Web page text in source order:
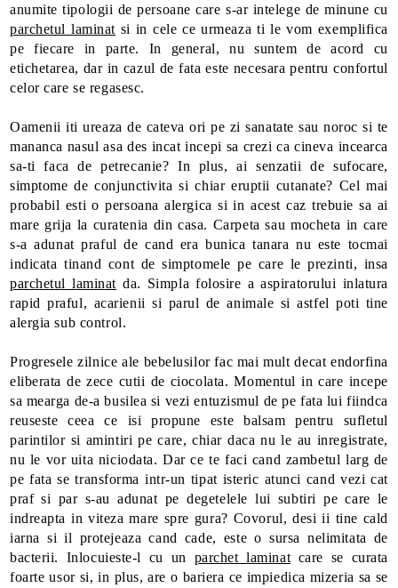
anumite tipologii de persoane care s-ar intelege de minune cu
parchetul laminat si in cele ce urmeaza ti le vom exemplifica
pe fiecare in parte. In general, nu suntem de acord cu
etichetarea, dar in cazul de fata este necesara pentru confortul
celor care se regasesc.
Oamenii iti ureaza de cateva ori pe zi sanatate sau noroc si te
mananca nasul asa des incat incepi sa crezi ca cineva incearca
sa-ti faca de petrecanie? In plus, ai senzatii de sufocare,
simptome de conjunctivita si chiar eruptii cutanate? Cel mai
probabil esti o persoana alergica si in acest caz trebuie sa ai
mare grija la curatenia din casa. Carpeta sau mocheta in care
s-a adunat praful de cand era bunica tanara nu este tocmai
indicata tinand cont de simptomele pe care le prezinti, insa
parchetul laminat da. Simpla folosire a aspiratorului inlatura
rapid praful, acarienii si parul de animale si astfel poti tine
alergia sub control.
Progresele zilnice ale bebelusilor fac mai mult decat endorfina
eliberata de zece cutii de ciocolata. Momentul in care incepe
sa mearga de-a busilea si vezi entuzismul de pe fata lui fiindca
reuseste ceea ce isi propune este balsam pentru sufletul
parintilor si amintiri pe care, chiar daca nu le au inregistrate,
nu le vor uita niciodata. Dar ce te faci cand zambetul larg de
pe fata se transforma intr-un tipat isteric atunci cand vezi cat
praf si par s-au adunat pe degetelele lui subtiri pe care le
indreapta in viteza mare spre gura? Covorul, desi ii tine cald
iarna si il protejeaza cand cade, este o sursa nelimitata de
bacterii. Inlocuieste-l cu un parchet laminat care se curata
foarte usor si, in plus, are o bariera ce impiedica mizeria sa se